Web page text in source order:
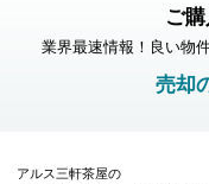
ご
業界最速情報！良い物
売却
アルス三軒茶屋の